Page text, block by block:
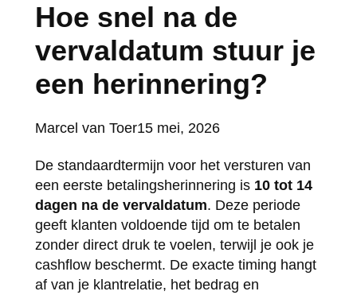
Hoe snel na de
vervaldatum stuur je
een herinnering?
Posted
Marcel van Toer15 mei, 2026
De standaardtermijn voor het versturen van
een eerste betalingsherinnering is 10 tot 14
dagen na de vervaldatum. Deze periode
geeft klanten voldoende tijd om te betalen
zonder direct druk te voelen, terwijl je ook je
cashflow beschermt. De exacte timing hangt
af van je klantrelatie, het bedrag en